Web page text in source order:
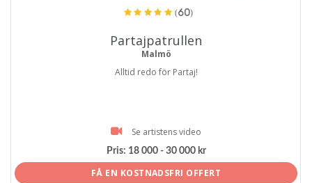
(60)
Partajpatrullen
Malmö
Alltid redo för Partaj!
Se artistens video
Pris: 18 000 - 30 000 kr
FÅ EN KOSTNADSFRI OFFERT